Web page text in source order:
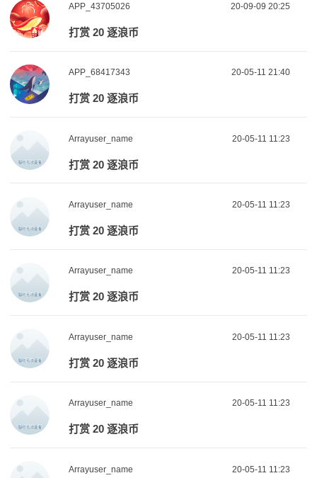
APP_43705026 20-09-09 20:25
打赏 20 逐浪币
APP_68417343 20-05-11 21:40
打赏 20 逐浪币
Arrayuser_name 20-05-11 11:23
打赏 20 逐浪币
Arrayuser_name 20-05-11 11:23
打赏 20 逐浪币
Arrayuser_name 20-05-11 11:23
打赏 20 逐浪币
Arrayuser_name 20-05-11 11:23
打赏 20 逐浪币
Arrayuser_name 20-05-11 11:23
打赏 20 逐浪币
Arrayuser_name 20-05-11 11:23